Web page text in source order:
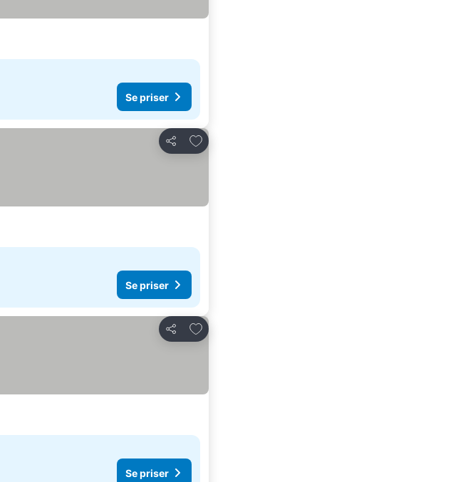
Se priser
Dela
Lägg till i Mina Favoriter
Se priser
Dela
Lägg till i Mina Favoriter
Se priser